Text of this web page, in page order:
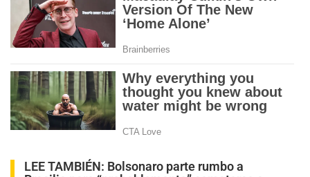
LEE TAMBIÉN: Bolsonaro parte rumbo a